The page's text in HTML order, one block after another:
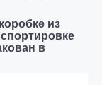
из
в